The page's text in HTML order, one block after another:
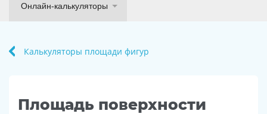
Онлайн-калькуляторы
Калькуляторы площади фигур
Площадь поверхности